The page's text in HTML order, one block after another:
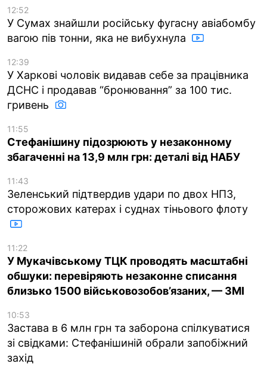
12:52
У Сумах знайшли російську фугасну авіабомбу
вагою пів тонни, яка не вибухнула
12:39
У Харкові чоловік видавав себе за працівника
ДСНС і продавав “бронювання” за 100 тис.
гривень
11:55
Стефанішину підозрюють у незаконному
збагаченні на 13,9 млн грн: деталі від НАБУ
11:43
Зеленський підтвердив удари по двох НПЗ,
сторожових катерах і суднах тіньового флоту
11:22
У Мукачівському ТЦК проводять масштабні
обшуки: перевіряють незаконне списання
близько 1500 військовозобов’язаних, — ЗМІ
10:53
Застава в 6 млн грн та заборона спілкуватися
зі свідками: Стефанішиній обрали запобіжний
захід